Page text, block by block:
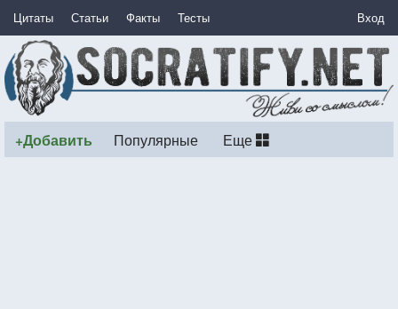
Цитаты Статьи Факты Тесты Вход
+Добавить Популярные Еще